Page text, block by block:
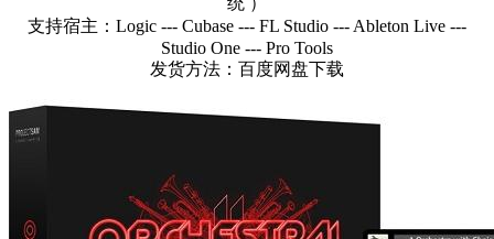
支持宿主：Logic --- Cubase --- FL Studio --- Ableton Live ---
Studio One --- Pro Tools
发货方法：百度网盘下载